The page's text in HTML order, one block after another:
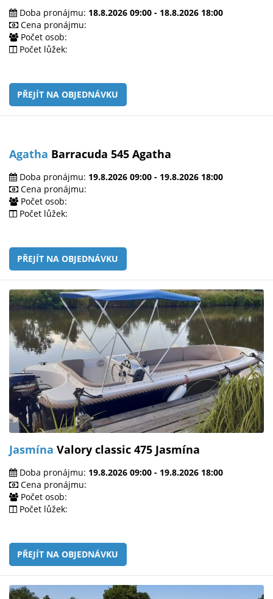
Doba pronájmu: 18.8.2026 09:00 - 18.8.2026 18:00
Cena pronájmu:
Počet osob:
Počet lůžek:
PŘEJÍT NA OBJEDNÁVKU
Agatha Barracuda 545 Agatha
Doba pronájmu: 19.8.2026 09:00 - 19.8.2026 18:00
Cena pronájmu:
Počet osob:
Počet lůžek:
PŘEJÍT NA OBJEDNÁVKU
Jasmína Valory classic 475 Jasmína
Doba pronájmu: 19.8.2026 09:00 - 19.8.2026 18:00
Cena pronájmu:
Počet osob:
Počet lůžek:
PŘEJÍT NA OBJEDNÁVKU